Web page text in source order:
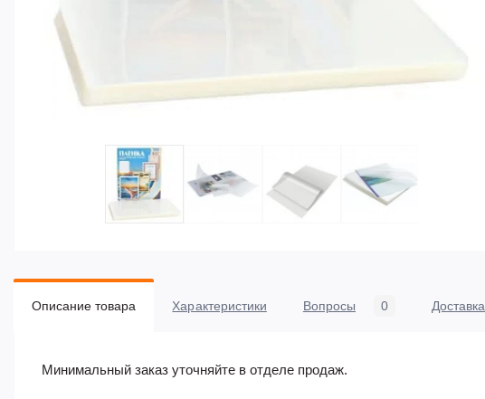
Описание товара Характеристики Вопросы 0 Доставка
Минимальный заказ уточняйте в отделе продаж.